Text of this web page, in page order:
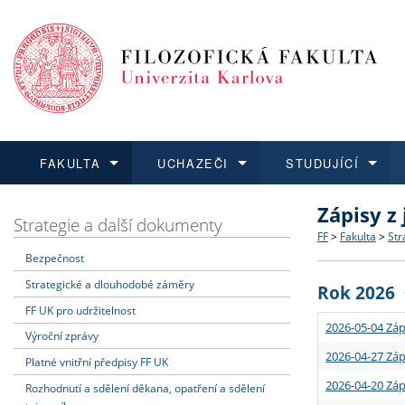
FAKULTA
Dozvědět se více
Struktura
Strategie
Podpora
UCHAZEČI
Podat přihlášku
Co
Učitelské
STUDUJÍCÍ
Dozvědět se více
Rigorózní
Dozvědět se více
O vědě a
Granty a
Dozvědět se více
Aktuální
Strategie a další dokumenty
Bezpečnost
Strategické a dlouhodobé záměry
FF UK pro udržitelnost
Výroční zprávy
Platné vnitřní předpisy FF UK
Rozhodnutí a sdělení děkana, opatření a sdělení
Zápisy
FF > Fakulta >
Rok 2026
2026-05-04
2026-04-27
2026-04-20